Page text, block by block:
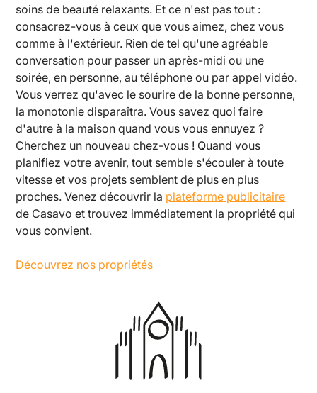
soins de beauté relaxants. Et ce n'est pas tout :
consacrez-vous à ceux que vous aimez, chez vous
comme à l'extérieur. Rien de tel qu'une agréable
conversation pour passer un après-midi ou une
soirée, en personne, au téléphone ou par appel vidéo.
Vous verrez qu'avec le sourire de la bonne personne,
la monotonie disparaîtra. Vous savez quoi faire
d'autre à la maison quand vous vous ennuyez ?
Cherchez un nouveau chez-vous ! Quand vous
planifiez votre avenir, tout semble s'écouler à toute
vitesse et vos projets semblent de plus en plus
proches. Venez découvrir la plateforme publicitaire
de Casavo et trouvez immédiatement la propriété qui
vous convient.
Découvrez nos propriétés